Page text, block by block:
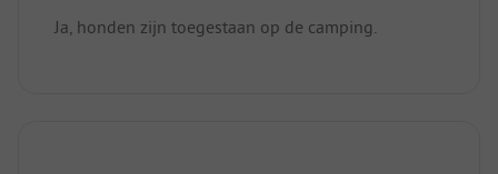
Ja, honden zijn toegestaan op de camping.